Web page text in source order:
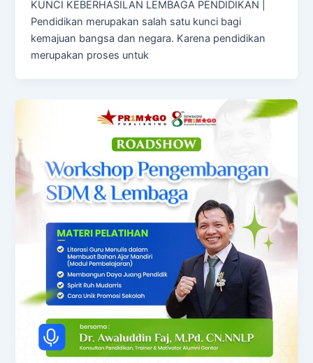
KUNCI KEBERHASILAN LEMBAGA PENDIDIKAN |
Pendidikan merupakan salah satu kunci bagi
kemajuan bangsa dan negara. Karena pendidikan
merupakan proses untuk